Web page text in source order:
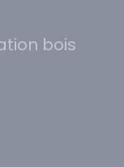
bois